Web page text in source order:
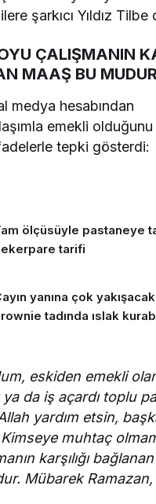
şarkıcı Yıldız
ÇALIŞMANIN
MAAŞ BU
medya hesabından
emekli
tepki gösterdi:
ölçüsüyle pastaneye
tarifi
yanına çok
tadında ıslak
eskiden emekli
ya da iş açardı toplu
yardım etsin,
muhtaç
karşılığı
Mübarek Ramazan,